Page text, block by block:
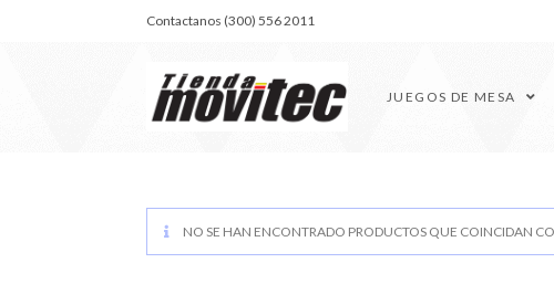
Contactanos (300) 556 2011
JUEGOS DE MESA
NO SE HAN ENCONTRADO PRODUCTOS QUE COINCIDAN